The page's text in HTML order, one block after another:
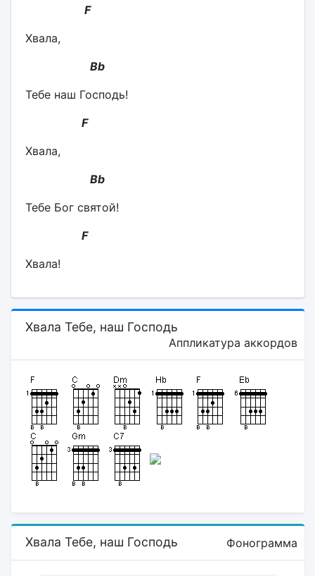
F
Хвала,
Bb
Тебе наш Господь!
F
Хвала,
Bb
Тебе Бог святой!
F
Хвала!
Хвала Тебе, наш Господь
Аппликатура аккордов
Хвала Тебе, наш Господь Фонограмма